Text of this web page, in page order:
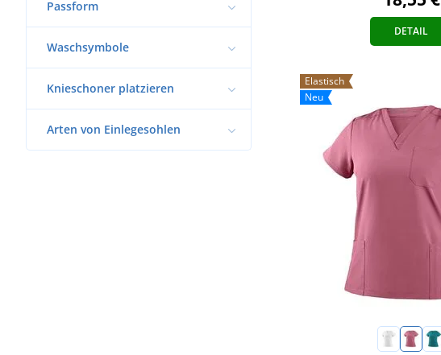
Passform
Waschsymbole
Knieschoner platzieren
Arten von Einlegesohlen
DETAIL
Elastisch
Neu